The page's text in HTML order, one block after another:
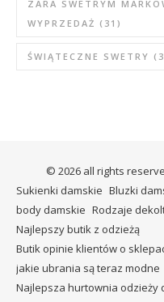
ZARA SWETRYM
WYPRZEDAŻ (31)
ŚWIĄTECZNE SWETRY
© 2026 all rights
Sukienki damskie Bluzki
body damskie Rodzaje
Najlepszy butik z odzieżą
Butik opinie klientów o
jakie ubrania są teraz modne
Najlepsza hurtownia odzieży